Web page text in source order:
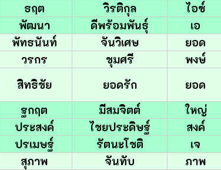
ธฤต วิรติกุล ไอซ์
พัฒนา ดีพร้อมพันธุ์ เอ
พัทธนันท์ จันวิเศษ ยอด
วรกร ชุมศรี พงษ์
สิทธิชัย ยอดรัก ยอด
ฐกฤต มีสมจิตต์ ใหญ่
ประสงค์ ไชยประดิษฐ์ สงค์
ปรเมษฐ์ รัตนะโชติ เจ
สุภาพ จันทับ ภาพ